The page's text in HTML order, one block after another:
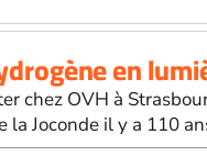
en
chez OVH à
la Joconde il y a 110